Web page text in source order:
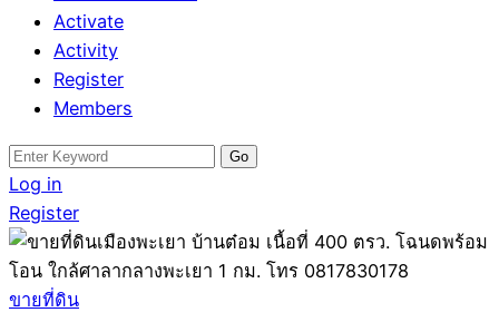
Activate
Activity
Register
Members
Search
for:
Log in
Register
ขายที่ดิน